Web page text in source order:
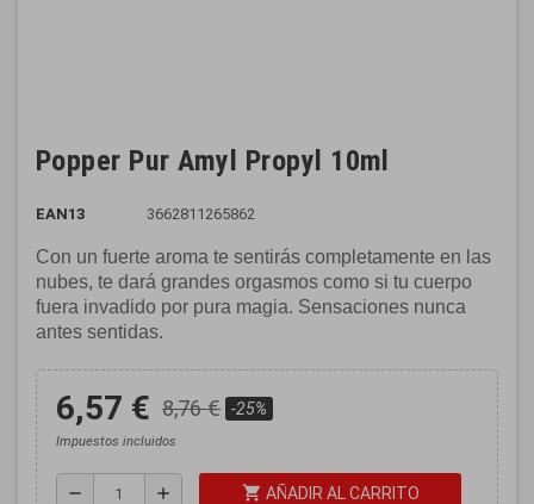
Popper Pur Amyl Propyl 10ml
EAN13 3662811265862
Con un fuerte aroma te sentirás completamente en las
nubes, te dará grandes orgasmos como si tu cuerpo
fuera invadido por pura magia. Sensaciones nunca
antes sentidas.
6,57 € 8,76 € -25%
Impuestos incluidos
remove add shopping_cart AÑADIR AL CARRITO